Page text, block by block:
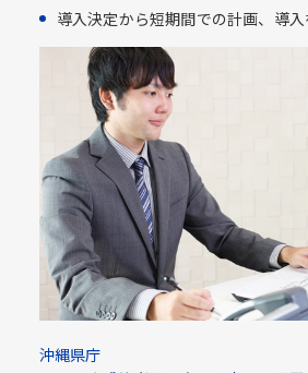
導入決定から短期間での計画、導入
沖縄県庁